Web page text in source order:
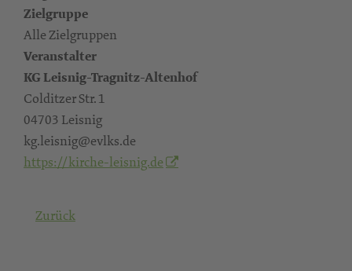
Zielgruppe
Alle Zielgruppen
Veranstalter
KG Leisnig-Tragnitz-Altenhof
Colditzer Str. 1
04703 Leisnig
kg.leisnig@evlks.de
https://kirche-leisnig.de
Zurück